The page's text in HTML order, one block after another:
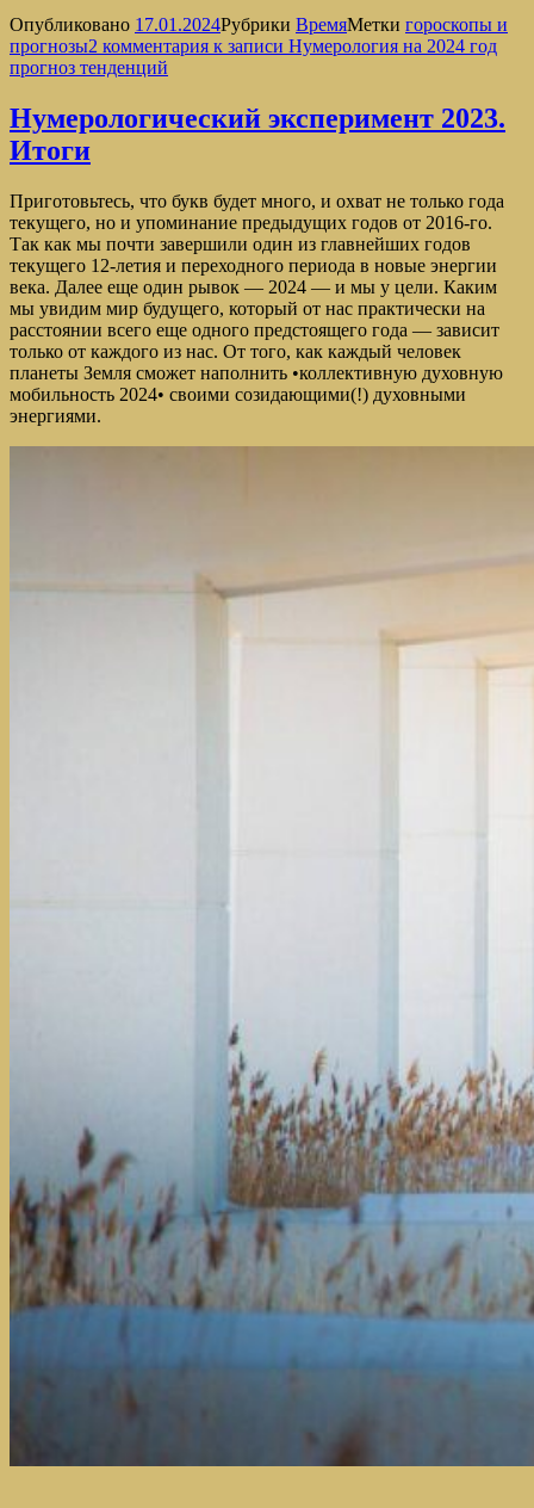
Опубликовано 17.01.2024Рубрики ВремяМетки гороскопы и
прогнозы2 комментария к записи Нумерология на 2024 год
прогноз тенденций
Нумерологический эксперимент 2023.
Итоги
Приготовьтесь, что букв будет много, и охват не только года
текущего, но и упоминание предыдущих годов от 2016-го.
Так как мы почти завершили один из главнейших годов
текущего 12-летия и переходного периода в новые энергии
века. Далее еще один рывок — 2024 — и мы у цели. Каким
мы увидим мир будущего, который от нас практически на
расстоянии всего еще одного предстоящего года — зависит
только от каждого из нас. От того, как каждый человек
планеты Земля сможет наполнить •коллективную духовную
мобильность 2024• своими созидающими(!) духовными
энергиями.